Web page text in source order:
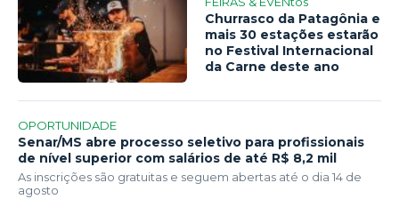
Churrasco da Patagônia e
mais 30 estações estarão
no Festival Internacional
da Carne deste ano
OPORTUNIDADE
Senar/MS abre processo seletivo para profissionais
de nível superior com salários de até R$ 8,2 mil
As inscrições são gratuitas e seguem abertas até o dia 14 de
agosto